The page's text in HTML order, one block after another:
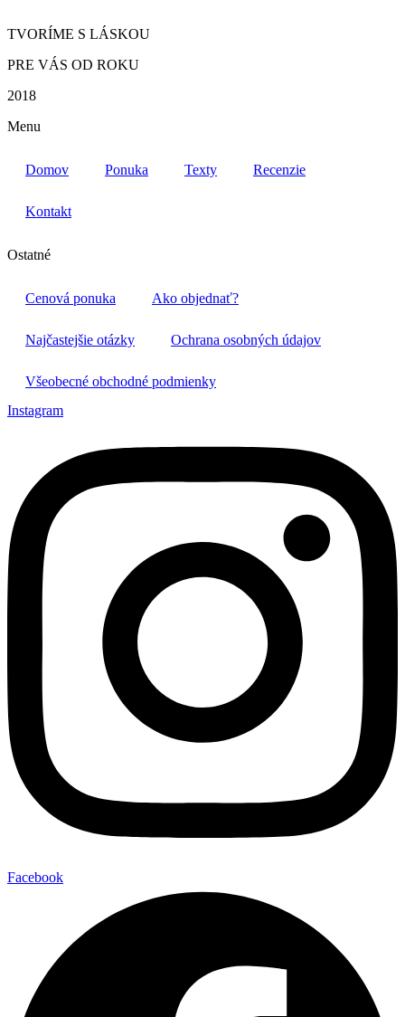
TVORÍME S LÁSKOU
PRE VÁS OD ROKU
2018
Menu
Domov Ponuka Texty Recenzie
Kontakt
Ostatné
Cenová ponuka Ako objednať?
Najčastejšie otázky Ochrana osobných údajov
Všeobecné obchodné podmienky
Instagram
Facebook